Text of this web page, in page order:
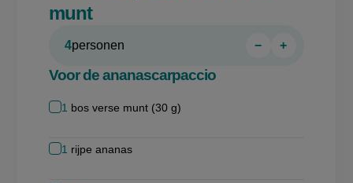
munt
4personen
Persoon
−
Persoon
+
Voor de ananascarpaccio
1 bos verse munt (30 g)
1 rijpe ananas